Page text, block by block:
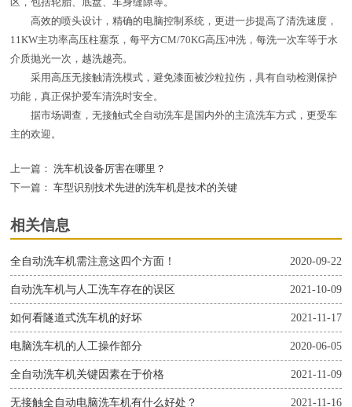
区，包括轮胎、底盘、车身缝隙等。
高效的喷头设计，精确的电脑控制系统，更进一步提高了清洗速度，
11KW主功率高压柱塞泵，每平方CM/70KG高压冲洗，每洗一次车等于水
介质抛光一次，越洗越亮。
采用高压无接触清洗模式，避免漆面被沙粒拉伤，具有自动检测保护
功能，真正保护爱车清洗时安全。
据市场调查，无接触式全自动洗车是国内外的主流洗车方式，更受车
主的欢迎。
上一篇： 洗车机设备厉害在哪里？
下一篇： 车型识别技术先进的洗车机是技术的关键
相关信息
2020-09-22
全自动洗车机需注意这四个方面！
2021-10-09
自动洗车机与人工洗车存在的误区
2021-11-17
如何看隧道式洗车机的好坏
2020-06-05
电脑洗车机的人工操作部分
2021-11-09
全自动洗车机关键因素在于价格
2021-11-16
无接触全自动电脑洗车机有什么好处？